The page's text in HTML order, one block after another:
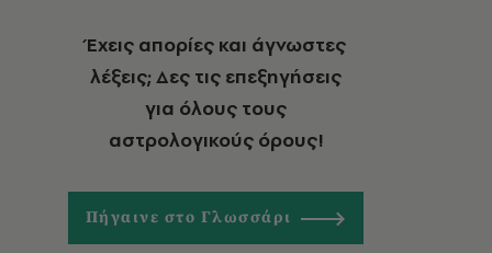
Έχεις απορίες και άγνωστες
λέξεις; Δες τις επεξηγήσεις
για όλους τους
αστρολογικούς όρους!
Πήγαινε στο Γλωσσάρι